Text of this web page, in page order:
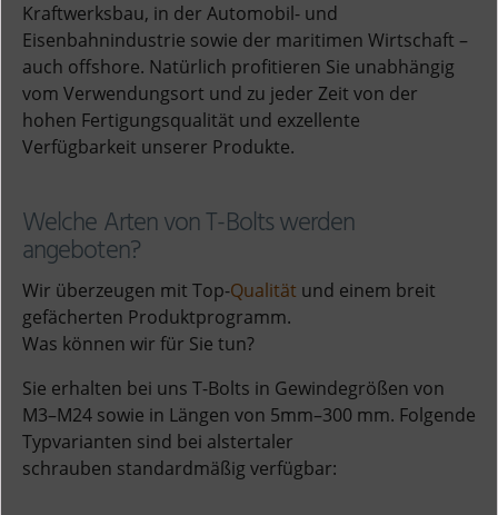
Kraftwerksbau, in der Automobil- und
Eisenbahnindustrie sowie der maritimen Wirtschaft –
auch offshore. Natürlich profitieren Sie unabhängig
vom Verwendungsort und zu jeder Zeit von der
hohen Fertigungsqualität und exzellente
Verfügbarkeit unserer Produkte.
Welche Arten von T-Bolts werden
angeboten?
Wir überzeugen mit Top-Qualität und einem breit
gefächerten Produktprogramm.
Was können wir für Sie tun?
Sie erhalten bei uns T-Bolts in Gewindegrößen von
M3–M24 sowie in Längen von 5mm–300 mm. Folgende
Typvarianten sind bei alstertaler
schrauben standardmäßig verfügbar: